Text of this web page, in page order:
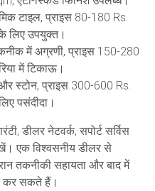
टाइल, प्राइस 80-180 Rs.
लिए उपयुक्त।
में अग्रणी, प्राइस 150-280
में टिकाऊ।
स्टोन, प्राइस 300-600 Rs.
पसंदीदा।
डीलर नेटवर्क, सपोर्ट सर्विस
एक विश्वसनीय डीलर से
तकनीकी सहायता और बाद में
कर सकते हैं।